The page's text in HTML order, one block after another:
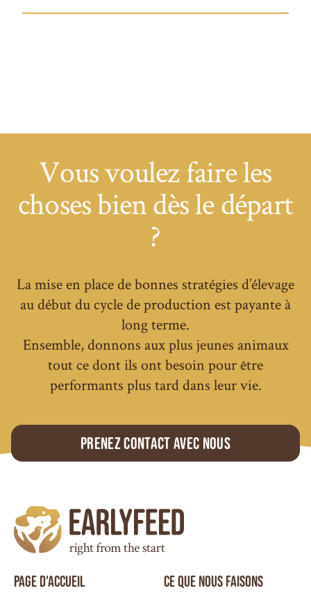
Vous voulez faire les
choses bien dès le départ
?
La mise en place de bonnes stratégies d’élevage
au début du cycle de production est payante à
long terme.
Ensemble, donnons aux plus jeunes animaux
tout ce dont ils ont besoin pour être
performants plus tard dans leur vie.
Prenez contact avec nous
PAGE D'ACCUEIL
CE QUE NOUS FAISONS